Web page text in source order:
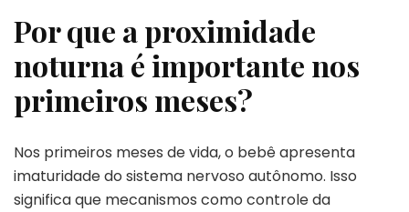
Por que a proximidade
noturna é importante nos
primeiros meses?
Nos primeiros meses de vida, o bebê apresenta
imaturidade do sistema nervoso autônomo. Isso
significa que mecanismos como controle da